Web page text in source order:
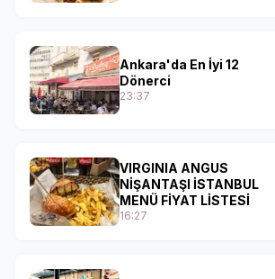
Ankara'da En İyi 12
Dönerci
23:37
VIRGINIA ANGUS
NİŞANTAŞI İSTANBUL
MENÜ FİYAT LİSTESİ
16:27